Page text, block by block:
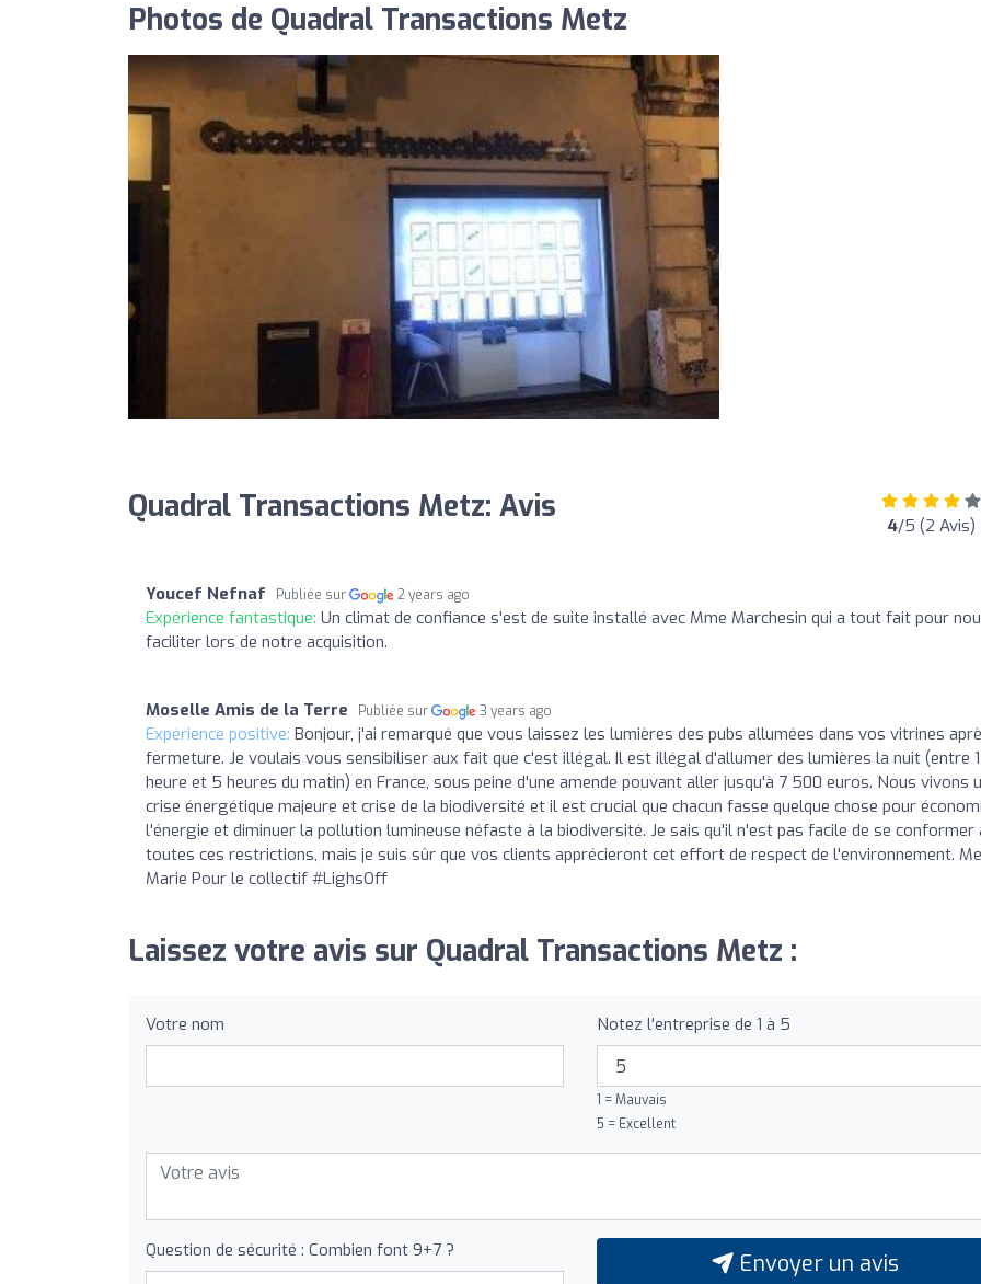
Photos de Quadral Transactions Metz
Quadral Transactions Metz: Avis 4/5 (2 Avis)
Youcef Nefnaf Publiée sur 2 years ago
Expérience fantastique: Un climat de confiance s'est de suite installé avec Mme Marchesin qui a tout fait pour
faciliter lors de notre acquisition.
Moselle Amis de la Terre Publiée sur 3 years ago
Expérience positive: Bonjour, j'ai remarqué que vous laissez les lumières des pubs allumées dans vos vitrines
fermeture. Je voulais vous sensibiliser aux fait que c'est illégal. Il est illégal d'allumer des lumières la nuit (entre 1
heure et 5 heures du matin) en France, sous peine d'une amende pouvant aller jusqu'à 7 500 euros. Nous vivons
crise énergétique majeure et crise de la biodiversité et il est crucial que chacun fasse quelque chose pour
l'énergie et diminuer la pollution lumineuse néfaste à la biodiversité. Je sais qu'il n'est pas facile de se conformer
toutes ces restrictions, mais je suis sûr que vos clients apprécieront cet effort de respect de l'environnement.
Marie Pour le collectif #LighsOff
Laissez votre avis sur Quadral Transactions Metz :
Votre nom Notez l'entreprise de 1 à 5
1 = Mauvais
5 = Excellent
Question de sécurité : Combien font 9+7 ? Envoyer un avis